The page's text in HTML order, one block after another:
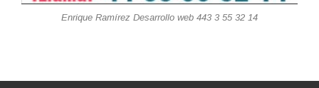
Enrique Ramírez Desarrollo web 443 3 55 32 14